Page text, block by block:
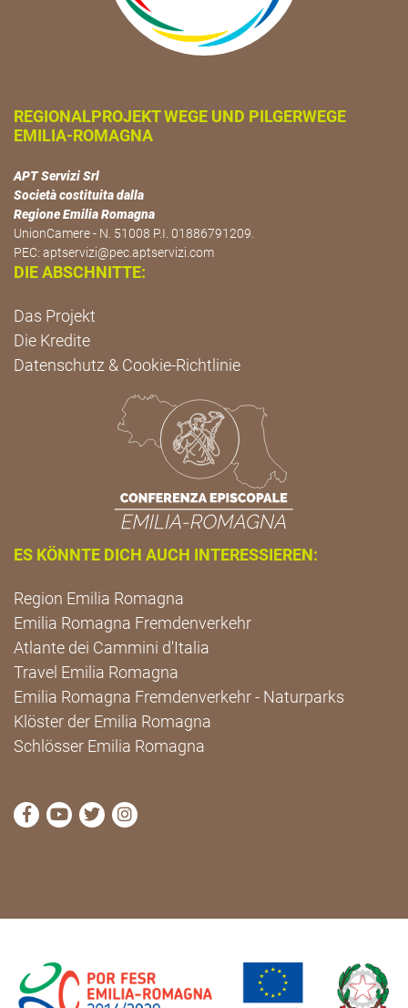
REGIONALPROJEKT WEGE UND PILGERWEGE
EMILIA-ROMAGNA
APT Servizi Srl
Società costituita dalla
Regione Emilia Romagna
UnionCamere - N. 51008 P.I. 01886791209.
PEC: aptservizi@pec.aptservizi.com
DIE ABSCHNITTE:
Das Projekt
Die Kredite
Datenschutz & Cookie-Richtlinie
ES KÖNNTE DICH AUCH INTERESSIEREN:
Region Emilia Romagna
Emilia Romagna Fremdenverkehr
Atlante dei Cammini d'Italia
Travel Emilia Romagna
Emilia Romagna Fremdenverkehr - Naturparks
Klöster der Emilia Romagna
Schlösser Emilia Romagna
die Seite Facebook von Cammini Emilia-Romagna
die Seite YouTube von Cammini Emilia-
die Seite Twitter von Cammini Emilia-
die Seite Instagram von Cammini